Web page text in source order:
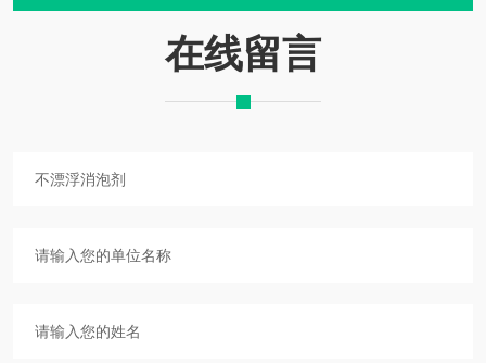
在线留言